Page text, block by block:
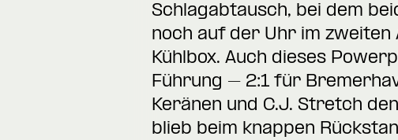
Schlagabtausch, bei dem
noch auf der Uhr im zweiten
Kühlbox. Auch dieses
Führung – 2:1 für
Keränen und C.J. Stretch
blieb beim knappen